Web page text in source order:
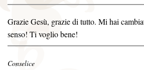
Grazie Gesù, grazie di tutto. Mi hai
senso! Ti voglio bene!
Conselice